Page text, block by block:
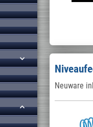
Neuware